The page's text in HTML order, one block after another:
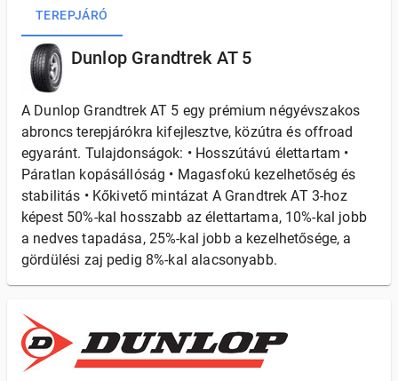
TEREPJÁRÓ
Dunlop Grandtrek AT 5
A Dunlop Grandtrek AT 5 egy prémium négyévszakos
abroncs terepjárókra kifejlesztve, közútra és offroad
egyaránt. Tulajdonságok: • Hosszútávú élettartam •
Páratlan kopásállóság • Magasfokú kezelhetőség és
stabilitás • Kőkivető mintázat A Grandtrek AT 3-hoz
képest 50%-kal hosszabb az élettartama, 10%-kal jobb
a nedves tapadása, 25%-kal jobb a kezelhetősége, a
gördülési zaj pedig 8%-kal alacsonyabb.